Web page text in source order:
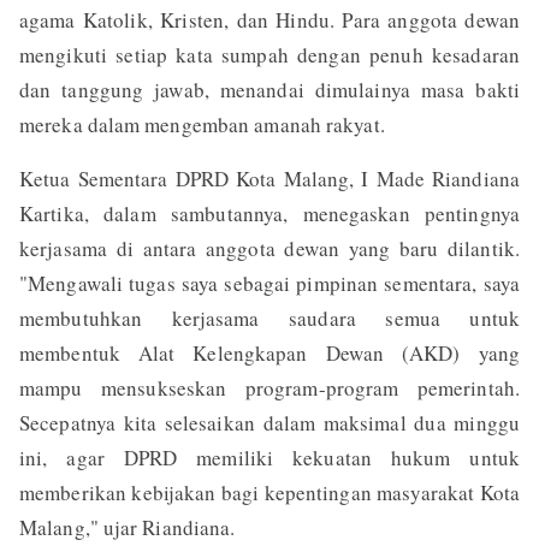
agama Katolik, Kristen, dan Hindu. Para anggota dewan
mengikuti setiap kata sumpah dengan penuh kesadaran
dan tanggung jawab, menandai dimulainya masa bakti
mereka dalam mengemban amanah rakyat.
Ketua Sementara DPRD Kota Malang, I Made Riandiana
Kartika, dalam sambutannya, menegaskan pentingnya
kerjasama di antara anggota dewan yang baru dilantik.
"Mengawali tugas saya sebagai pimpinan sementara, saya
membutuhkan kerjasama saudara semua untuk
membentuk Alat Kelengkapan Dewan (AKD) yang
mampu mensukseskan program-program pemerintah.
Secepatnya kita selesaikan dalam maksimal dua minggu
ini, agar DPRD memiliki kekuatan hukum untuk
memberikan kebijakan bagi kepentingan masyarakat Kota
Malang," ujar Riandiana.